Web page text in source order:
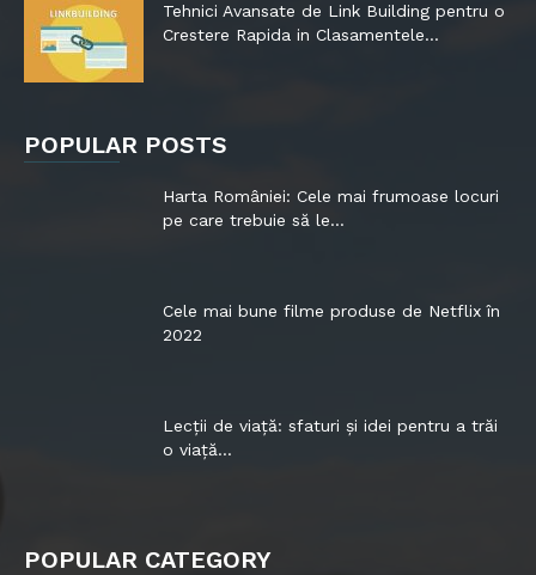
Tehnici Avansate de Link Building pentru o
Crestere Rapida in Clasamentele...
POPULAR POSTS
Harta României: Cele mai frumoase locuri
pe care trebuie să le...
Cele mai bune filme produse de Netflix în
2022
Lecții de viață: sfaturi și idei pentru a trăi
o viață...
POPULAR CATEGORY